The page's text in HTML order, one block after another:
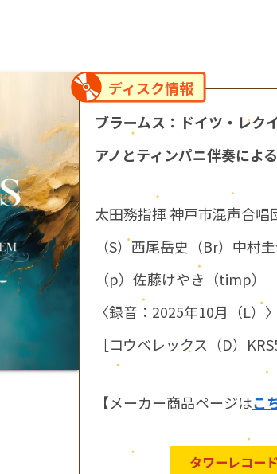
ディスク情報
ブラームス：ドイツ・レク
アノとティンパニ伴奏によ
太田務指揮 神戸市混声合唱
（S）西尾岳史（Br）中村
（p）佐藤けやき（timp）
〈録音：2025年10月（L）〉
［コウベレックス（D）
【メーカー商品ページはこ
タワーレコー